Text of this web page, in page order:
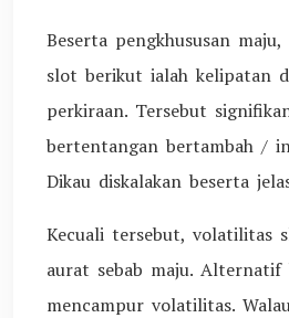
Beserta pengkhususan
slot berikut ialah kelipatan
perkiraan. Tersebut
bertentangan bertambah /
Dikau diskalakan beserta
Kecuali tersebut, volatilitas
aurat sebab maju. Alternatif
mencampur volatilitas.